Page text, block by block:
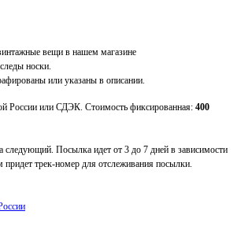
вещи в нашем магазине
носки.
или указаны в описании.
России или СДЭК. Стоимость фиксированная: 400
следующий. Посылка идет от 3 до 7 дней в зависимости
придет трек-номер для отслеживания посылки.